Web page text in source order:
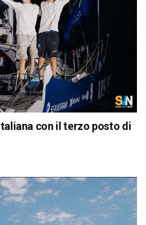
con il terzo posto di